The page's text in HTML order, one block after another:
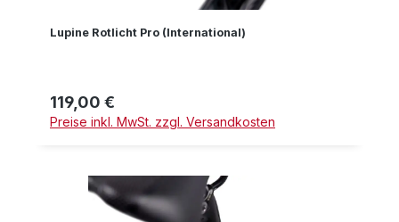
Lupine Rotlicht Pro (International)
Regulärer Preis:
119,00 €
Preise inkl. MwSt. zzgl. Versandkosten